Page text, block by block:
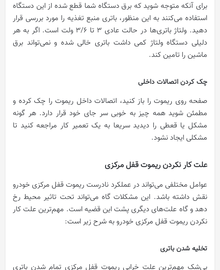
برای آنکه متوجه شوید که برق دستگاه شما قطع شده از این دستگاه
استفاده می‌کنند به این منظور، باتری منبع تغذیه را مورد بررسی قرار
دهید. ولتاژ باتری‌ها در حالت عادی ۳ تا ۳/۶ ولت است. اگر به هر
دلیلی دستگاه ولتاژ کمی داشت باتری خالی شده و نمی‌تواند برق
ماشین را تامین کند.
چک کردن اتصالات داخلی
صفحه روی ریموت را باز کنید، اتصالات داخل ریموت را چک کرده و
مطمئن شوید همه چیز به خوبی سر جای خود قرار دارد. هر گونه
مشکل یا قعطی را دیدید سریعا به یک تعمیر کار مراجعه کنید تا
مشکلی ایجاد نشود.
علت کار نکردن ریموت قفل مرکزی
عوامل مختلفی می‌تواند در عملکرد نادرست ریموت قفل مرکزی خودرو
نقش داشته باشد. این مشکلات گاه می‌تواند تحت تاثیر محیط رخ
دهد و گاه علت‌های دیگری پشت این قضیه است. مهم‌ترین علت کار
نکردن ریموت قفل مرکزی خودرو به شرح زیر است:
تخلیه شدن باتری
بی‌شک مهم‌ترین علت خرابی ریموت قفل مرکزی تمام شدن باتری